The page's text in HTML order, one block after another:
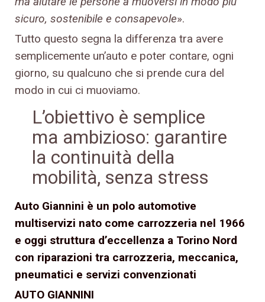
sicuro, sostenibile e consapevole».
Tutto questo segna la differenza tra avere
semplicemente un’auto e poter contare, ogni
giorno, su qualcuno che si prende cura del
modo in cui ci muoviamo.
L’obiettivo è semplice
ma ambizioso: garantire
la continuità della
mobilità, senza stress
Auto Giannini è un polo automotive
multiservizi nato come carrozzeria nel 1966
e oggi struttura d’eccellenza a Torino Nord
con riparazioni tra carrozzeria, meccanica,
pneumatici e servizi convenzionati
AUTO GIANNINI